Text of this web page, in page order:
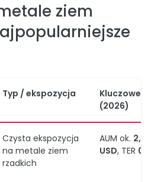
ziem
Typ / ekspozycja
Kluczowe
(2026)
Czysta ekspozycja
na metale ziem
rzadkich
AUM ok.
USD, TER